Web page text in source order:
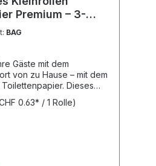
Premium – 3-
BAG
Gäste mit dem
von zu Hause – mit dem
besticht durch
Design und die
0.63* / 1 Rolle)